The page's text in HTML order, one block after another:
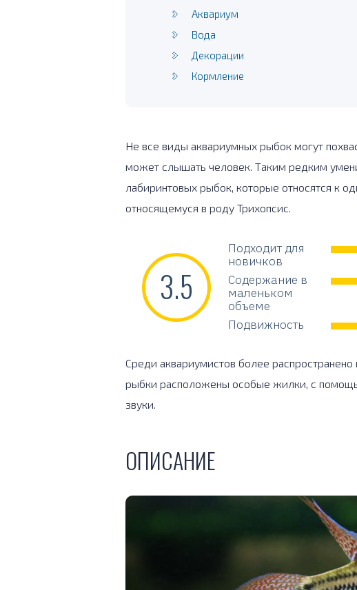
Аквариум
Вода
Декорации
Кормление
Не все виды аквариумных рыбок могут
может слышать человек. Таким редким
лабиринтовых рыбок, которые относятся к
относящемуся в роду Трихопсис.
3.5
Подходит для
новичков
Содержание в
маленьком
объеме
Подвижность
Среди аквариумистов более
рыбки расположены особые жилки, с
звуки.
ОПИСАНИЕ